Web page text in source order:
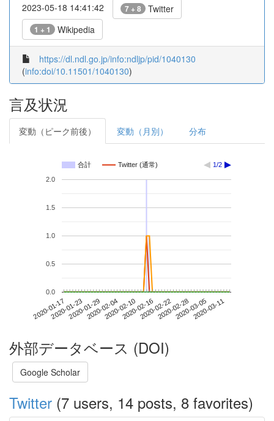
2023-05-18 14:41:42 7 + 8 Twitter
1 + 1 Wikipedia
https://dl.ndl.go.jp/info:ndljp/pid/1040130
(info:doi/10.11501/1040130)
言及状況
変動（ピーク前後） 変動（月別） 分布
合計 Twitter (通常) 1/2
2020-01-172020-01-232020-01-292020-02-042020-02-102020-02-162020-02-222020-02-282020-03-052020-03-11
0.0
0.5
1.0
1.5
2.0
外部データベース (DOI)
Google Scholar
Twitter (7 users, 14 posts, 8 favorites)